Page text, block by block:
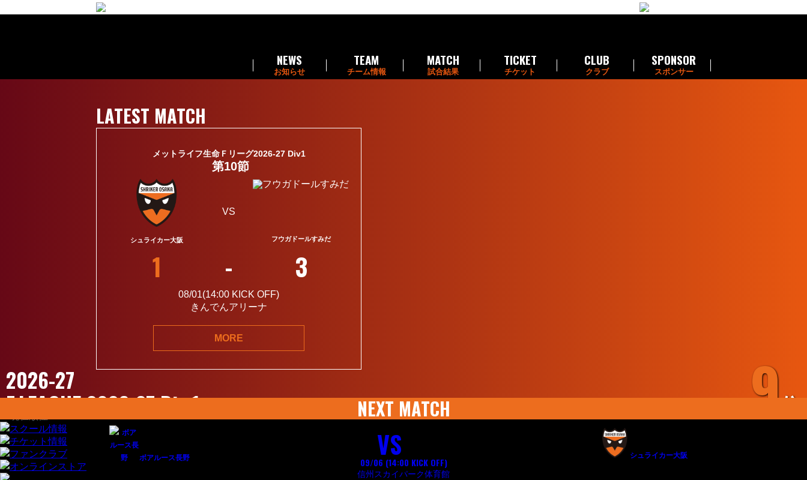
NEWS
お知らせ
TEAM
チーム情報
MATCH
試合結果
TICKET
チケット
CLUB
クラブ
SPONSOR
スポンサー
LATEST MATCH
メットライフ生命Ｆリーグ2026-27 Div1
第10節
シュライカー大阪
VS
フウガドールすみだ
1 - 3
08/01(14:00 KICK OFF)
きんでんアリーナ
MORE
2026-27
F.LEAGUE 2026-27 Div 1 9位
NEXT MATCH
ボアルース長野 VS シュライカー大阪
09/06 (14:00 KICK OFF)
信州スカイパーク体育館